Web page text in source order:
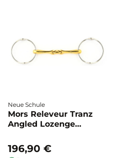
Neue Schule
Mors Releveur Tranz
Angled Lozenge
196,90 €